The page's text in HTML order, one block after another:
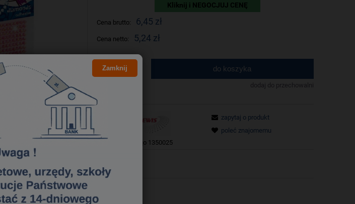
Kliknij i NEGOCJUJ CENĘ
Cena brutto: 6,45 zł
Cena netto: 5,24 zł
szt. do koszyka
dodaj do przechowalni
qo 1350025
zapytaj o produkt
poleć znajomemu
Zamknij